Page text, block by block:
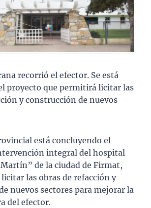
recorrió el efector. Se está
proyecto que permitirá licitar las
y construcción de nuevos
está concluyendo el
integral del hospital
de la ciudad de Firmat,
las obras de refacción y
nuevos sectores para mejorar la
del efector.